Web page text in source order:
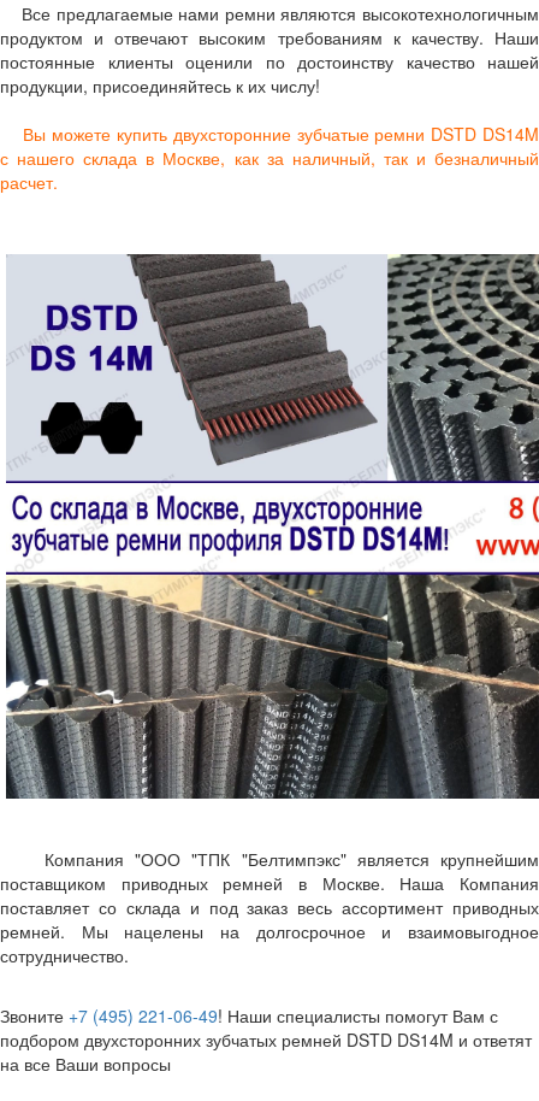
Все предлагаемые нами ремни являются высокотехнологичным
продуктом и отвечают высоким требованиям к качеству. Наши
постоянные клиенты оценили по достоинству качество нашей
продукции, присоединяйтесь к их числу!
Вы можете купить двухсторонние зубчатые ремни DSTD DS14M
с нашего склада в Москве, как за наличный, так и безналичный
расчет.
Компания "ООО "ТПК "Белтимпэкс" является крупнейшим
поставщиком приводных ремней в Москве. Наша Компания
поставляет со склада и под заказ весь ассортимент приводных
ремней. Мы нацелены на долгосрочное и взаимовыгодное
сотрудничество.
Звоните +7 (495) 221-06-49! Наши специалисты помогут Вам с
подбором двухсторонних зубчатых ремней DSTD DS14M и ответят
на все Ваши вопросы